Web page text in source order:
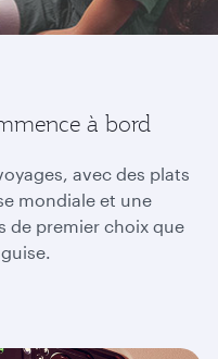
à bord
avec des plats
mondiale et une
de premier choix que